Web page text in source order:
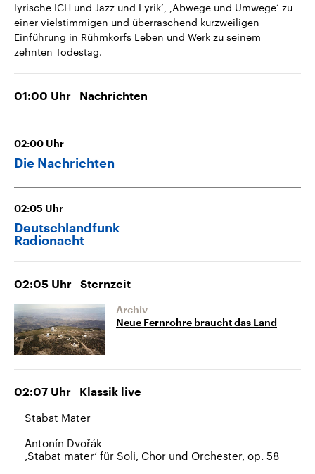
lyrische ICH und Jazz und Lyrik‘, ,Abwege und Umwege‘ zu
einer vielstimmigen und überraschend kurzweiligen
Einführung in Rühmkorfs Leben und Werk zu seinem
zehnten Todestag.
01:00 Uhr Nachrichten
02:00 Uhr
Die Nachrichten
02:05 Uhr
Deutschlandfunk
Radionacht
02:05 Uhr Sternzeit
Archiv
Neue Fernrohre braucht das Land
02:07 Uhr Klassik live
Stabat Mater
Antonín Dvořák
‚Stabat mater‘ für Soli, Chor und Orchester, op. 58